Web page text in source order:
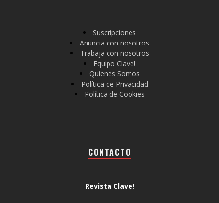
Suscripciones
Anuncia con nosotros
Trabaja con nosotros
Equipo Clave!
Quienes Somos
Política de Privacidad
Política de Cookies
CONTACTO
Revista Clave!